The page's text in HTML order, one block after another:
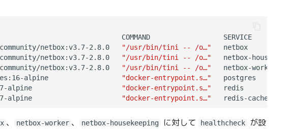
COMMAND                  SERVICE
netbox:v3.7-2.8.0
"/usr/bin/tini -- /o…"
netbox:v3.7-2.8.0
"/usr/bin/tini -- /o…"
netbox-
netbox:v3.7-2.8.0
"/usr/bin/tini -- /o…"
netbox-
postgres:16-alpine
"docker-entrypoint.s…"
redis:7-alpine
"docker-entrypoint.s…"
redis:7-alpine
"docker-entrypoint.s…"
redis-
、 netbox-worker 、 netbox-housekeeping に対して healthcheck
が設